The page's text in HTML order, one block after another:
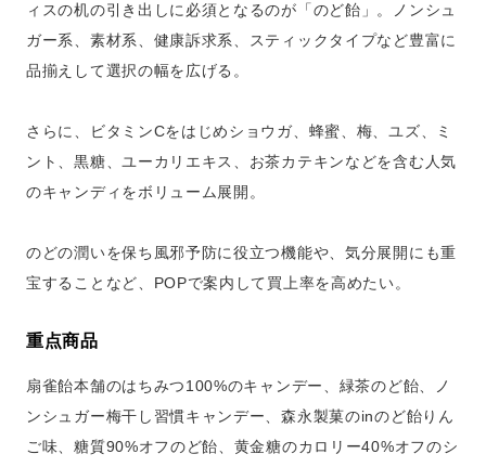
ィスの机の引き出しに必須となるのが「のど飴」。ノンシュ
ガー系、素材系、健康訴求系、スティックタイプなど豊富に
品揃えして選択の幅を広げる。
さらに、ビタミンCをはじめショウガ、蜂蜜、梅、ユズ、ミ
ント、黒糖、ユーカリエキス、お茶カテキンなどを含む人気
のキャンディをボリューム展開。
のどの潤いを保ち風邪予防に役立つ機能や、気分展開にも重
宝することなど、POPで案内して買上率を高めたい。
重点商品
扇雀飴本舗のはちみつ100%のキャンデー、緑茶のど飴、ノ
ンシュガー梅干し習慣キャンデー、森永製菓のinのど飴りん
ご味、糖質90%オフのど飴、黄金糖のカロリー40%オフのシ